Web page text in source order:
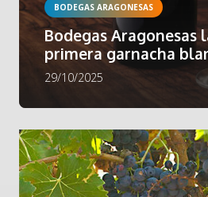
BODEGAS ARAGONESAS
Bodegas Aragonesas
primera garnacha
29/10/2025